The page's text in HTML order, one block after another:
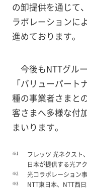
の卸提供を通じて
ラボレーションに
進めております。
今後もNTTグル
「バリューパー
種の事業者さまと
客さまへ多様な付
まいります。
※1
フレッツ 光ネクスト
日本が提供する光ア
※2 光コラボレーション
※3
NTT東日本、NTT西